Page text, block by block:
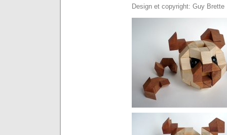
Design et copyright: Guy Brette